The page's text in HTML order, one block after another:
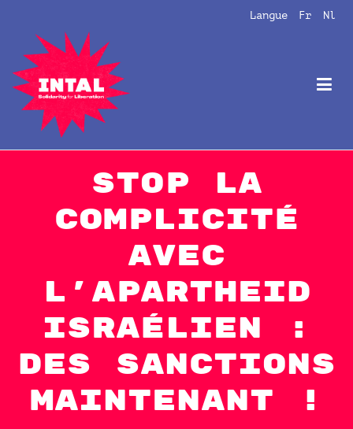
Langue Fr Nl
Intal
Globalize Solidarity!
Stop la
complicité
avec
l’apartheid
israélien :
des sanctions
maintenant !